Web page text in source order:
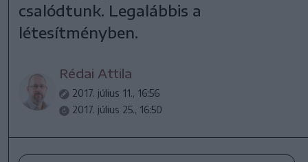
csalódtunk. Legalábbis a
létesítményben.
Rédai Attila
2017. július 11., 16:56
2017. július 25., 16:50